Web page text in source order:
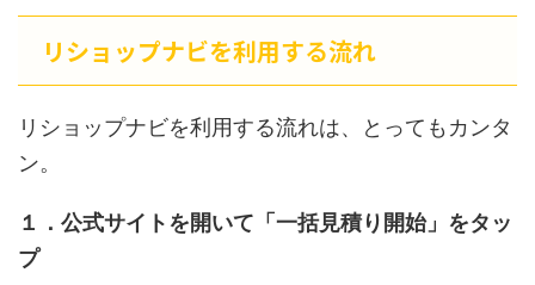
リショップナビを利用する流れ
リショップナビを利用する流れは、とってもカンタ
ン。
１．公式サイトを開いて「一括見積り開始」をタッ
プ